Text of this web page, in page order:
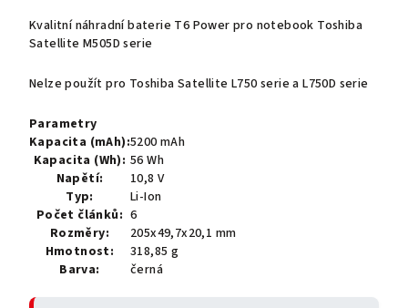
Kvalitní náhradní baterie T6 Power pro notebook Toshiba
Satellite M505D serie
Nelze použít pro Toshiba Satellite L750 serie a L750D serie
Parametry
Kapacita (mAh):5200 mAh
Kapacita (Wh): 56 Wh
Napětí:
10,8 V
Typ:
Li-Ion
Počet článků: 6
Rozměry:
205x49,7x20,1 mm
Hmotnost:
318,85 g
Barva:
černá